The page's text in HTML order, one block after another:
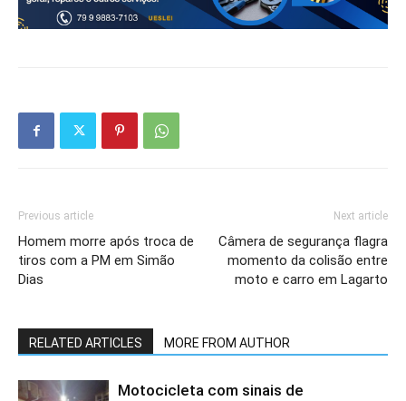
Previous article
Homem morre após troca de
tiros com a PM em Simão
Dias
Next article
Câmera de segurança flagra
momento da colisão entre
moto e carro em Lagarto
RELATED ARTICLES MORE FROM AUTHOR
Motocicleta com sinais de